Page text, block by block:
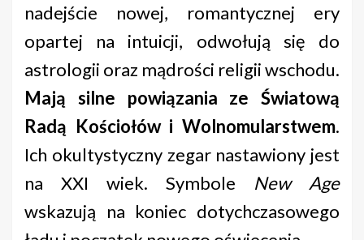
nadejście nowej, romantycznej ery
opartej na intuicji, odwołują się do
astrologii oraz mądrości religii wschodu.
Mają silne powiązania ze Światową
Radą Kościołów i Wolnomularstwem.
Ich okultystyczny zegar nastawiony jest
na XXI wiek. Symbole New Age
wskazują na koniec dotychczasowego